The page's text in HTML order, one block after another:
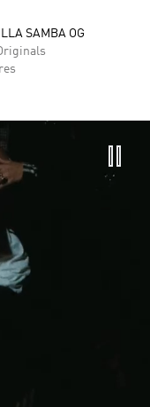
SAMBA OG